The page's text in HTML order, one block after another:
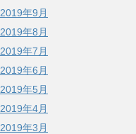
2019年9月
2019年8月
2019年7月
2019年6月
2019年5月
2019年4月
2019年3月